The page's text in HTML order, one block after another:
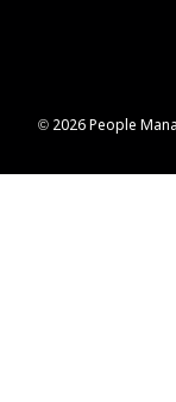
© 2026 People